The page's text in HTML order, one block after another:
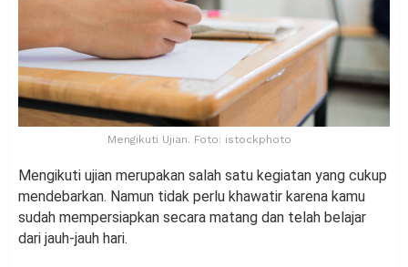
Mengikuti Ujian. Foto: istockphoto
Mengikuti ujian merupakan salah satu kegiatan yang cukup
mendebarkan. Namun tidak perlu khawatir karena kamu
sudah mempersiapkan secara matang dan telah belajar
dari jauh-jauh hari.